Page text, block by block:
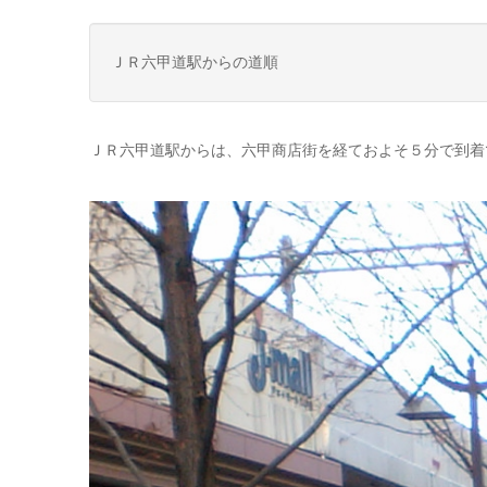
ＪＲ六甲道駅からの道順
ＪＲ六甲道駅からは、六甲商店街を経ておよそ５分で到